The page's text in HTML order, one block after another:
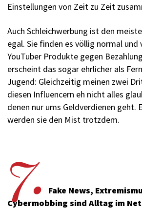
Einstellungen von Zeit zu Zeit
Auch Schleichwerbung ist den
egal. Sie finden es völlig normal und
You­Tuber Produkte gegen
erscheint das sogar ehrlicher als
Jugend: Gleichzeitig meinen zwei
diesen Influencern eh nicht alles
denen nur ums Geldverdienen geht.
werden sie den Mist trotzdem.
7.
Fake News,
Cybermobbing sind Alltag im